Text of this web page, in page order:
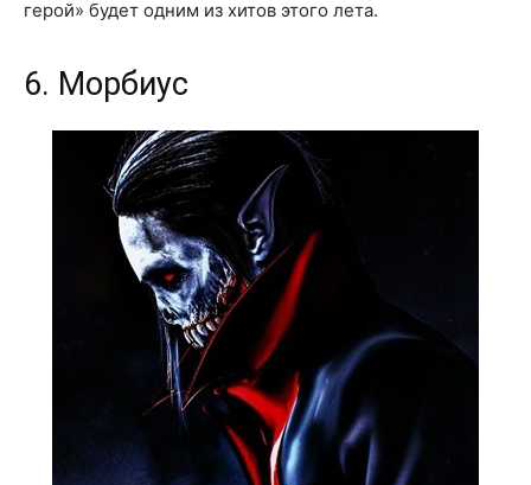
герой» будет одним из хитов этого лета.
6. Морбиус